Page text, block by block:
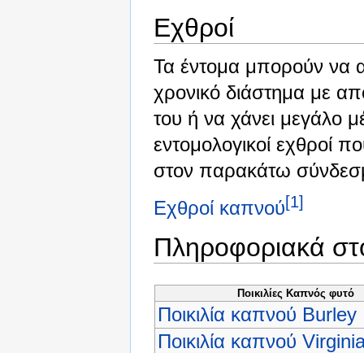
Εχθροί
Τα έντομα μπορούν να
χρονικό διάστημα με
του ή να χάνει μεγάλο
εντομολογικοί εχθροί
στον παρακάτω
Εχθροί καπνού[1]
Πληροφοριακά
Ποικιλίες Καπνός φυτό
Ποικιλία καπνού Burley
Ποικιλία καπνού